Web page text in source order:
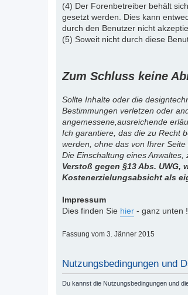
(4) Der Forenbetreiber behält
gesetzt werden. Dies kann
durch den Benutzer nicht
(5) Soweit nicht durch diese
Zum Schluss keine
Sollte Inhalte oder die
Bestimmungen verletzen oder
angemessene,ausreichende
Ich garantiere, das die zu Recht
werden, ohne das von Ihrer
Die Einschaltung eines
Verstoß gegen §13 Abs.
Kostenerzielungsabsicht als
Impressum
Dies finden Sie hier - ganz unten !
Fassung vom 3. Jänner 2015
Nutzungsbedingungen und
Du kannst die Nutzungsbedingungen und